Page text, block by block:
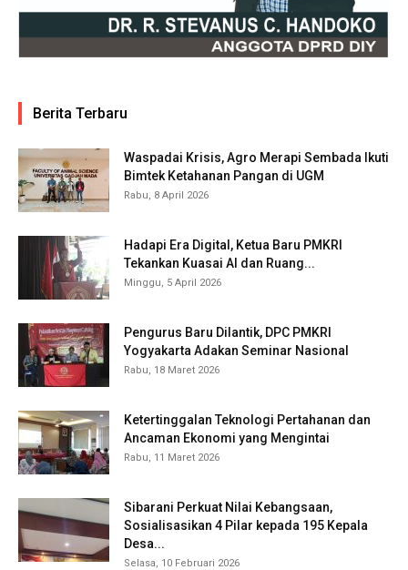
Berita Terbaru
Waspadai Krisis, Agro Merapi Sembada Ikuti
Bimtek Ketahanan Pangan di UGM
Rabu, 8 April 2026
Hadapi Era Digital, Ketua Baru PMKRI
Tekankan Kuasai AI dan Ruang...
Minggu, 5 April 2026
Pengurus Baru Dilantik, DPC PMKRI
Yogyakarta Adakan Seminar Nasional
Rabu, 18 Maret 2026
Ketertinggalan Teknologi Pertahanan dan
Ancaman Ekonomi yang Mengintai
Rabu, 11 Maret 2026
Sibarani Perkuat Nilai Kebangsaan,
Sosialisasikan 4 Pilar kepada 195 Kepala
Desa...
Selasa, 10 Februari 2026